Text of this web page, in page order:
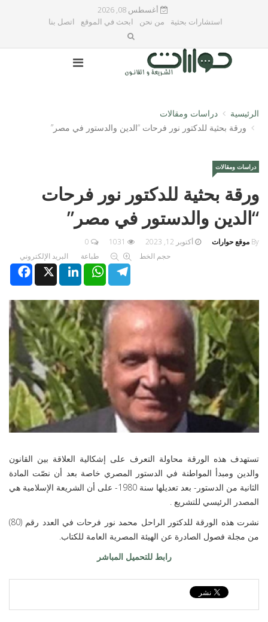
أغسطس 08, 2026
استشارات بحثية
من نحن ابحث في الموقع اتصل بنا
الرئيسية
دراسات ومقالات
ورقة بحثية للدكتور نور فرحات “الدين والدستور في مصر”
دراسات ومقالات
ورقة بحثية للدكتور نور فرحات
“الدين والدستور في مصر”
By موقع حوارات أكتوبر 12, 2023
0
حجم الخط
طباعة
البريد الإلكتروني
XLinkedInWhatsAppTelegram
تستهدف هذه الورقة محاولة التعرف على إشكالية العلاقة بين القانون
والدين ومبدأ المواطنة في الدستور المصري خاصة بعد أن نصّت المادة
الثانية من الدستور- بعد تعديلها سنة 1980- على أن الشريعة الإسلامية هي
المصدر الرئيسي للتشريع .
نشرت هذه الورقة للدكتور الراحل محمد نور فرحات في العدد رقم (80)
من مجلة فصول الصادرة عن الهيئة المصرية العامة للكتاب.
رابط للتحميل المباشر